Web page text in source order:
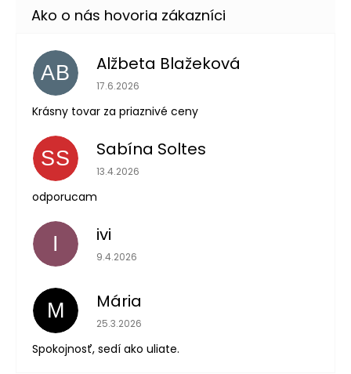
AB Alžbeta Blažeková
Hodnotenie obchodu je 5 z 5 hviezdičiek.
17.6.2026
Krásny tovar za priaznivé ceny
SS Sabína Soltes
Hodnotenie obchodu je 5 z 5 hviezdičiek.
13.4.2026
odporucam
I ivi
Hodnotenie obchodu je 5 z 5 hviezdičiek.
9.4.2026
M Mária
Hodnotenie obchodu je 5 z 5 hviezdičiek.
25.3.2026
Spokojnosť, sedí ako uliate.